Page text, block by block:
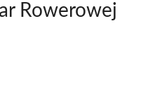
Rowerowej